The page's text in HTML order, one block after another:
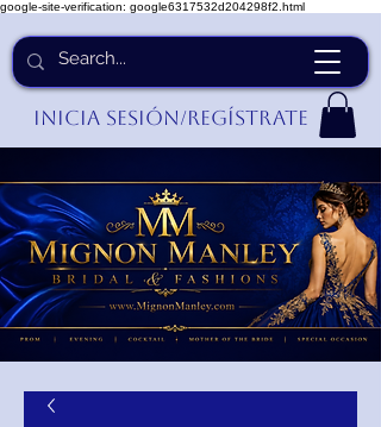
google-site-verification: google6317532d204298f2.html
Inicia Sesión/Regístrate